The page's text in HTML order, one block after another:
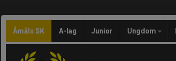
Åmåls SK A-lag Junior Ungdom